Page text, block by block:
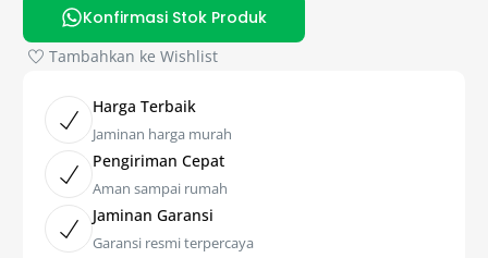
Konfirmasi Stok Produk
Tambahkan ke Wishlist
Harga Terbaik
Jaminan harga murah
Pengiriman Cepat
Aman sampai rumah
Jaminan Garansi
Garansi resmi terpercaya